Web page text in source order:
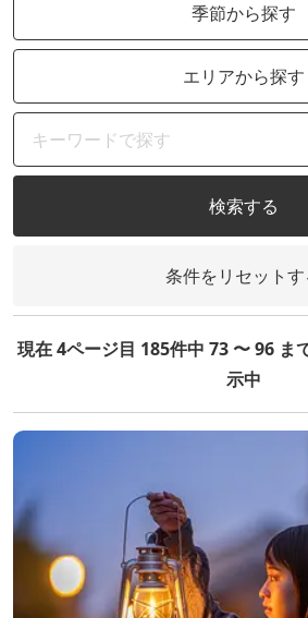
季節から探す
エリアから探す
検索する
条件をリセットす
現在 4ページ目 185件中 73 〜 96 ま
示中